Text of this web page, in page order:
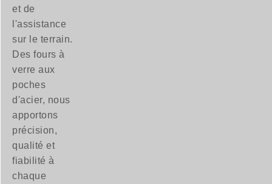
et de
l'assistance
sur le terrain.
Des fours à
verre aux
poches
d'acier, nous
apportons
précision,
qualité et
fiabilité à
chaque